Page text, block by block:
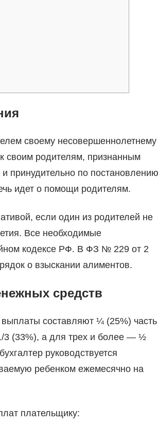
своему несовершеннолетнему
своим родителям, признанным
принудительно по постановлению
идет о помощи родителям.
если один из родителей не
Все необходимые
кодексе РФ. В ФЗ № 229 от 2
о взыскании алиментов.
средств
составляют ¼ (25%) часть
3 (33%), а для трех и более — ½
руководствуется
ребенком ежемесячно на
плательщику: